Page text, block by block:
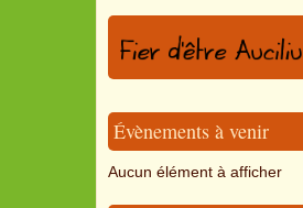
Évènements à venir
Aucun élément à afficher